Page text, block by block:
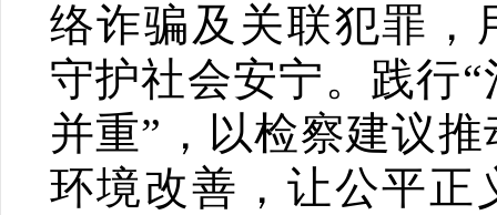
络诈骗及关联犯罪，
守护社会安宁。践行
并重”，以检察建议
环境改善，让公平正